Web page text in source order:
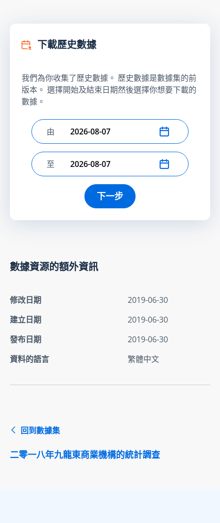
下載歷史數據
我們為你收集了歷史數據。 歷史數據是數據集的前
版本。 選擇開始及結束日期然後選擇你想要下載的
數據。
選擇開始日期
由
選擇結束日期
至
下一步
數據資源的額外資訊
修改日期
2019-06-30
建立日期
2019-06-30
發布日期
2019-06-30
資料的語言
繁體中文
回到數據集
二零一八年九龍東商業機構的統計調查